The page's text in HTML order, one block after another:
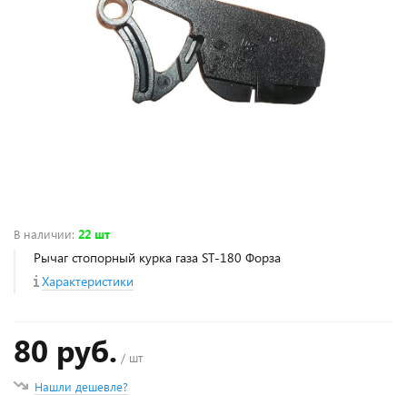
В наличии: 22 шт
Рычаг стопорный курка газа ST-180 Форза
Характеристики
80 руб. / шт
Нашли дешевле?